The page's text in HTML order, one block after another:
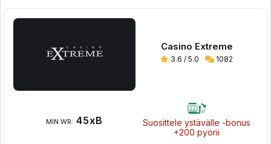
Casino Extreme
3.6 / 5.0 1082
Suosittele ystävälle -bonus
+200 pyörii
MIN WR: 45xB